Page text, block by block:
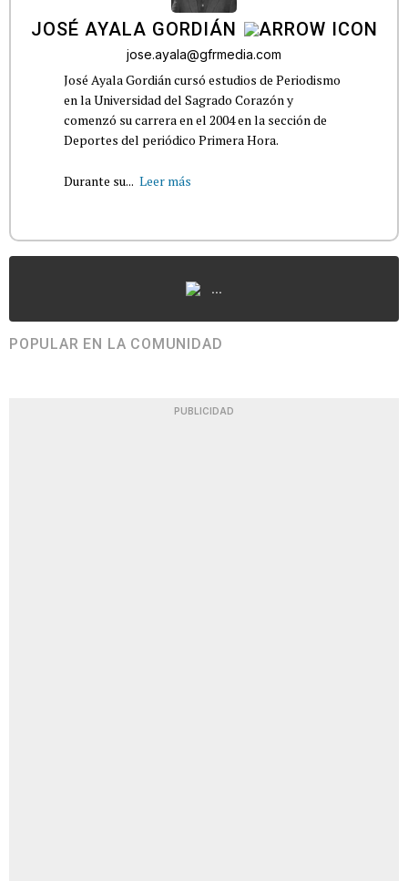
JOSÉ AYALA GORDIÁN
jose.ayala@gfrmedia.com
José Ayala Gordián cursó estudios de Periodismo
en la Universidad del Sagrado Corazón y
comenzó su carrera en el 2004 en la sección de
Deportes del periódico Primera Hora.
Durante su... Leer más
...
POPULAR EN LA COMUNIDAD
PUBLICIDAD